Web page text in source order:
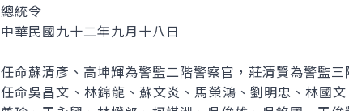
總統令
中華民國九十二年九月十八日
任命蘇清彥、高坤輝為警監二階警察官，莊清賢為警監三
任命吳昌文、林錦龍、蘇文炎、馬榮鴻、劉明忠、林國